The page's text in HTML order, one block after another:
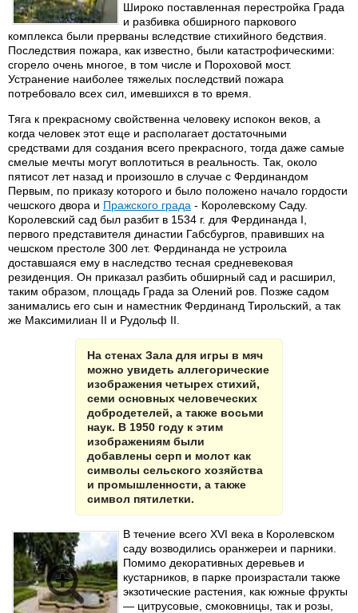
Широко поставленная перестройка Града
и разбивка обширного паркового
комплекса были прерваны вследствие стихийного бедствия.
Последствия пожара, как известно, были катастрофическими:
сгорело очень многое, в том числе и Пороховой мост.
Устранение наиболее тяжелых последствий пожара
потребовало всех сил, имевшихся в то время.
Тяга к прекрасному свойственна человеку испокон веков, а
когда человек этот еще и располагает достаточными
средствами для создания всего прекрасного, тогда даже самые
смелые мечты могут воплотиться в реальность. Так, около
пятисот лет назад и произошло в случае с Фердинандом
Первым, по приказу которого и было положено начало гордости
чешского двора и Пражского града - Королевскому Саду.
Королевский сад был разбит в 1534 г. для Фердинанда I,
первого представителя династии Габсбургов, правивших на
чешском престоле 300 лет. Фердинанда не устроила
доставшаяся ему в наследство тесная средневековая
резиденция. Он приказал разбить обширный сад и расширил,
таким образом, площадь Града за Олений ров. Позже садом
занимались его сын и наместник Фердинанд Тирольский, а так
же Максимилиан II и Рудольф II.
На стенах Зала для игры в мяч
можно увидеть аллегорические
изображения четырех стихий,
семи основных человеческих
добродетелей, а также восьми
наук. В 1950 году к этим
изображениям были
добавлены серп и молот как
символы сельского хозяйства
и промышленности, а также
символ пятилетки.
В течение всего XVI века в Королевском
саду возводились оранжереи и парники.
Помимо декоративных деревьев и
кустарников, в парке произрастали также
экзотические растения, как южные фрукты
— цитрусовые, смоковницы, так и розы,